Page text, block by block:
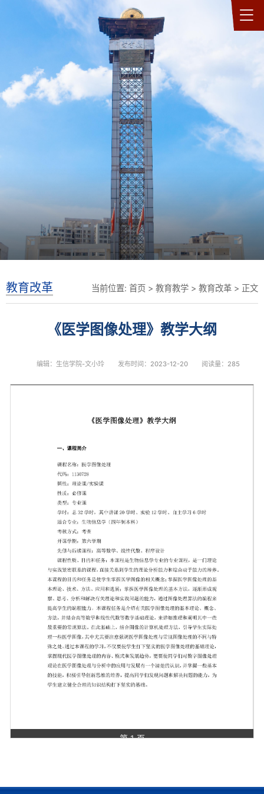
当前位置: 首页 > 教育教学 > 教育改革 > 正文
教育改革
《医学图像处理》教学大纲
编辑：生信学院-文小玲 发布时间：2023-12-20 阅读量： 285
第 1 页